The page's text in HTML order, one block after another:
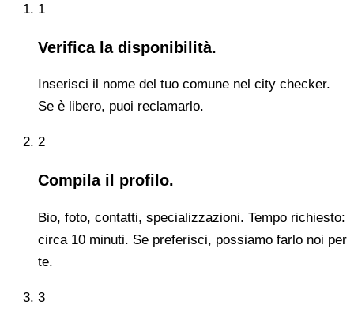
1
Verifica la disponibilità.
Inserisci il nome del tuo comune nel city checker.
Se è libero, puoi reclamarlo.
2
Compila il profilo.
Bio, foto, contatti, specializzazioni. Tempo richiesto:
circa 10 minuti. Se preferisci, possiamo farlo noi per
te.
3